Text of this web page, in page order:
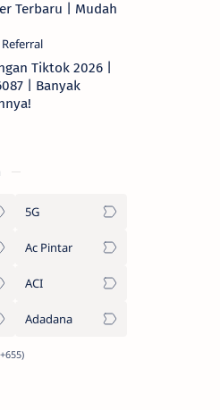
Terbaru | Mudah
Tiktok 2026 |
| Banyak
5G
Ac Pintar
ACI
Adadana